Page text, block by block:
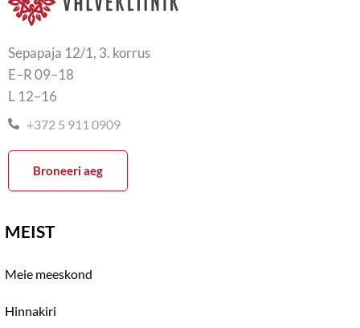
Sepapaja 12/1, 3. korrus
E–R 09–18
L 12–16
+372 5 911 0909
Broneeri aeg
MEIST
Meie meeskond
Hinnakiri